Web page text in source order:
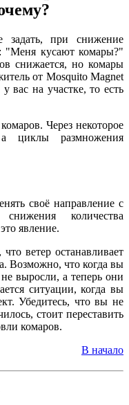
задать, при снижение
"Меня кусают комары?"
снижается, но комары
от Mosquito Magnet
вас на участке, то есть
Через некоторое
циклы размножения
своё направление с
количества
явление.
ветер останавливает
Возможно, что когда вы
выросли, а теперь они
ситуации, когда вы
Убедитесь, что вы не
стоит переставить
комаров.
В начало